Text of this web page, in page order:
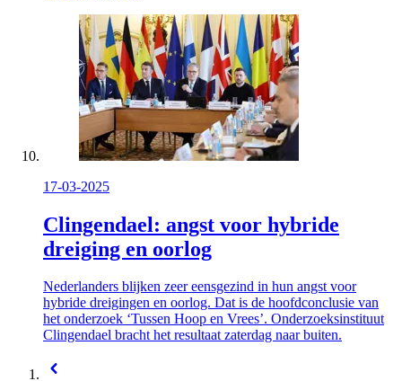
17-03-2025
Clingendael: angst voor hybride
dreiging en oorlog
Nederlanders blijken zeer eensgezind in hun angst voor
hybride dreigingen en oorlog. Dat is de hoofdconclusie van
het onderzoek ‘Tussen Hoop en Vrees’. Onderzoeksinstituut
Clingendael bracht het resultaat zaterdag naar buiten.